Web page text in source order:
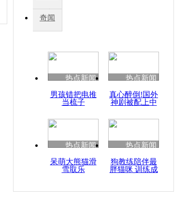
秀
奇闻
热点新闻
男孩错把电推
当梳子
热点新闻
真心醉倒!国外
神剧被配上中
热点新闻
呆萌大熊猫滑
雪取乐
热点新闻
狗教练陪伴最
胖猫咪 训练成